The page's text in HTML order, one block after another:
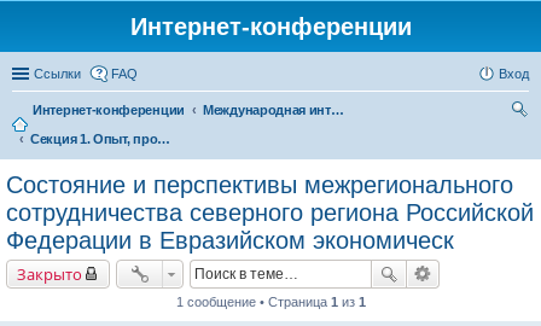
Интернет-конференции
Ссылки FAQ Вход
Интернет-конференции
Международная интернет-конференция по проблемам социально-экономического развития территорий стран Евразийского экономического союза, посвященной 25-летию ИСЭРТ РАН
Секция 1. Опыт, проблемы и перспективы межрегионального торгово-экономического сотрудничества в рамках Евразийского экономического союза
Состояние и перспективы межрегионального
сотрудничества северного региона Российской
Федерации в Евразийском экономическ
Закрыто
1 сообщение • Страница 1 из 1